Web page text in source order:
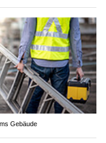
Gebäude